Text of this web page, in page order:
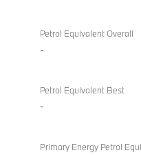
Petrol Equivalent Overall
-
Petrol Equivalent Best
-
Primary Energy Petrol